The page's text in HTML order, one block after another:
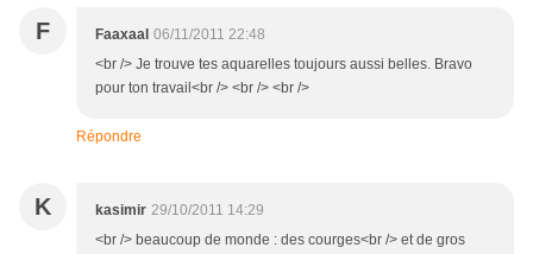
F Faaxaal 06/11/2011 22:48
<br /> Je trouve tes aquarelles toujours aussi belles. Bravo
pour ton travail<br /> <br /> <br />
Répondre
K kasimir 29/10/2011 14:29
<br /> beaucoup de monde : des courges<br /> et de gros